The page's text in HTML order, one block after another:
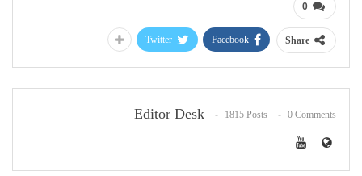
0
Share
Facebook
Twitter
Editor Desk 1815 Posts 0 Comments